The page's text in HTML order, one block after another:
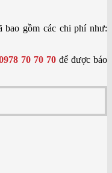
bao gồm các chi phí như:
70 70 70 để được báo